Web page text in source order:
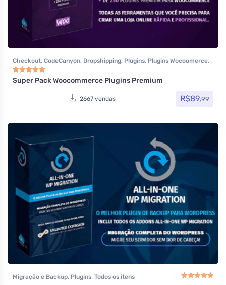
Checkout, CodeCanyon, Dropshipping, Plugins, Plugins Wocoomerce,
Todos os itens
Avaliação
Super Pack Woocommerce Plugins Premium
2667 vendas R$89,99
Migração e Backup, Plugins, Todos os itens